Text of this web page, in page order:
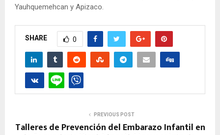
Yauhquemehcan y Apizaco.
SHARE 0
PREVIOUS POST
Talleres de Prevención del Embarazo Infantil en